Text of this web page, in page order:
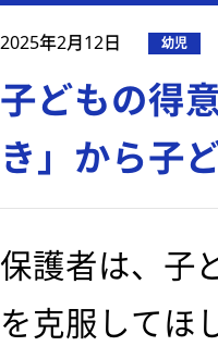
2025年2月12日 幼児
子どもの得
き」から子
保護者は、子
を克服してほ